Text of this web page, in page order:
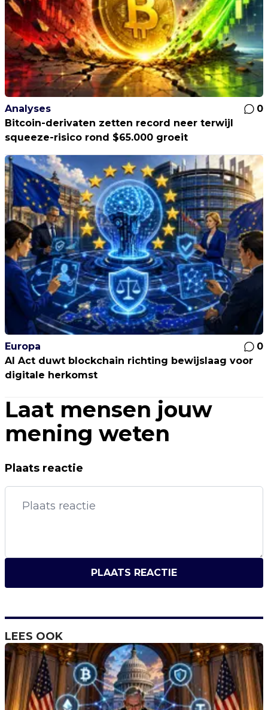
Analyses
0
Bitcoin-derivaten zetten record neer terwijl
squeeze-risico rond $65.000 groeit
Europa
0
AI Act duwt blockchain richting bewijslaag voor
digitale herkomst
Laat mensen jouw
mening weten
Plaats reactie
PLAATS REACTIE
LEES OOK